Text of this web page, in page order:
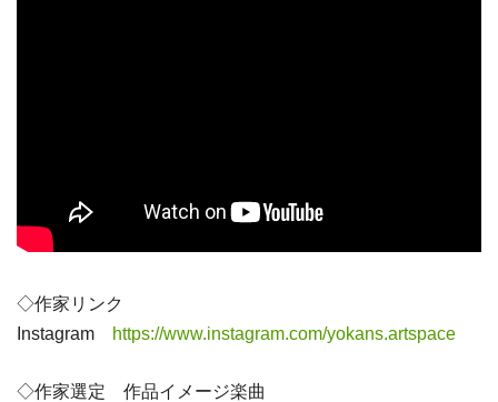
◇作家リンク
Instagram
https://www.instagram.com/yokans.artspace
◇作家選定 作品イメージ楽曲